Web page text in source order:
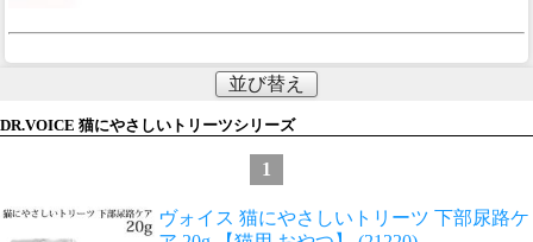
並び替え
DR.VOICE 猫にやさしいトリーツシリーズ
1
ヴォイス 猫にやさしいトリーツ 下部尿路ケ